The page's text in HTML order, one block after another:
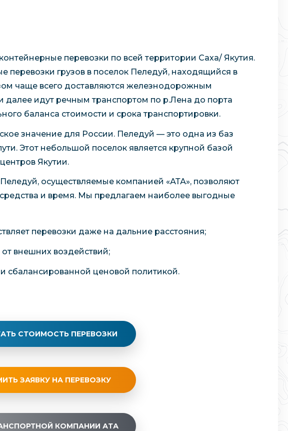
перевозки по всей территории Саха/ Якутия.
перевозки грузов в поселок Пеледуй, находящийся в
чаще всего доставляются железнодорожным
далее идут речным транспортом по р.Лена до порта
баланса стоимости и срока транспортировки.
значение для России. Пеледуй — это одна из баз
Этот небольшой поселок является крупной базой
Якутии.
осуществляемые компанией «АТА», позволяют
и время. Мы предлагаем наиболее выгодные
перевозки даже на дальние расстояния;
внешних воздействий;
сбалансированной ценовой политикой.
СТОИМОСТЬ ПЕРЕВОЗКИ
ЗАЯВКУ НА ПЕРЕВОЗКУ
КОМПАНИИ АТА